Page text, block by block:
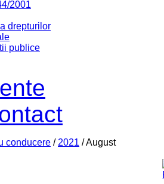
2001
drepturilor
publice
conducere /2021 /August